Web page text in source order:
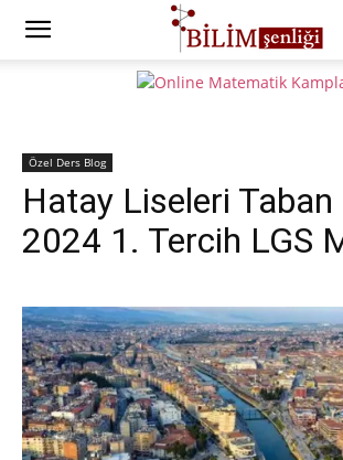
Özel Ders Blog
Hatay Liseleri Taban
2024 1. Tercih LGS